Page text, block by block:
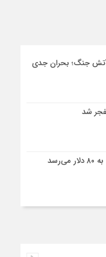
آتش جنگ؛ بحران جدی
شد